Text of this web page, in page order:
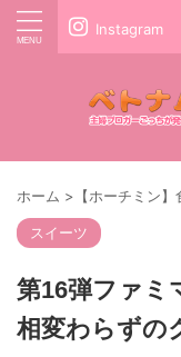
Instagram
ホーム > 【ホーチミン
スイーツ
第16弾ファミ
相変わらずの